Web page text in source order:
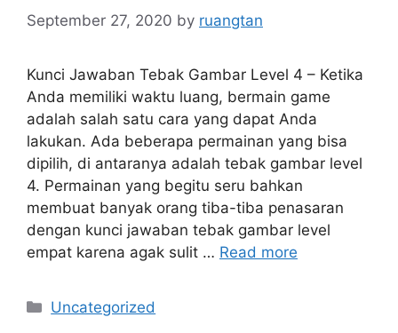
September 27, 2020 by ruangtan
Kunci Jawaban Tebak Gambar Level 4 – Ketika
Anda memiliki waktu luang, bermain game
adalah salah satu cara yang dapat Anda
lakukan. Ada beberapa permainan yang bisa
dipilih, di antaranya adalah tebak gambar level
4. Permainan yang begitu seru bahkan
membuat banyak orang tiba-tiba penasaran
dengan kunci jawaban tebak gambar level
empat karena agak sulit … Read more
Categories
Uncategorized